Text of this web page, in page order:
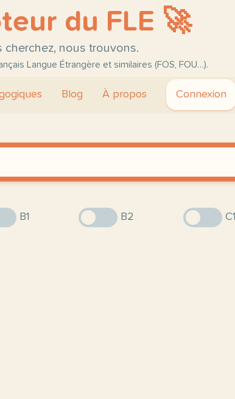
du FLE 🚀
cherchez, nous trouvons.
Langue Étrangère et similaires (FOS, FOU…).
Blog À propos Connexion
B1 B2 C1